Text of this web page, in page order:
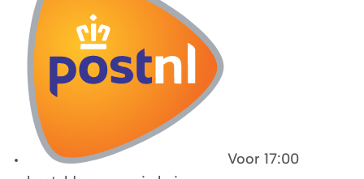
Voor 17:00